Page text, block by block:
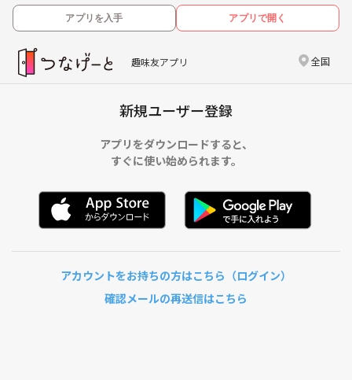
アプリを入手 アプリで開く
趣味友アプリ 全国
新規ユーザー登録
アプリをダウンロードすると、
すぐに使い始められます。
アカウントをお持ちの方はこちら（ログイン）
確認メールの再送信はこちら